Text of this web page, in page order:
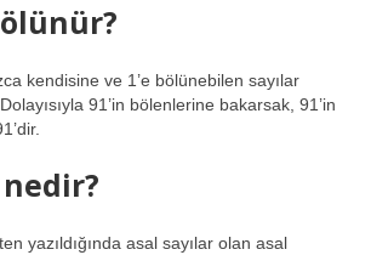
kendisine ve 1’e bölünebilen sayılar
91’in bölenlerine bakarsak, 91’in
nedir?
yazıldığında asal sayılar olan asal